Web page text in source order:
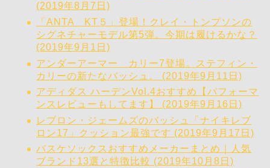
(2019年8月7日)
「ANTA KT５」登場！クレイ・トンプソンの
シグネチャーモデル第5弾。今期は履けるかな？
(2019年9月1日)
アンダーアーマー カリー7登場。ステフィン・
カリーの新たなバッシュ。 (2019年9月11日)
アディダス ハーデンVol.4おすすめ【パフォーマ
ンスレビューもしてます】 (2019年9月16日)
レブロン・ジェームズのバッシュ「ナイキレブ
ロン17」クッション最強です (2019年9月17日)
バスケソックスおすすめメーカーまとめ｜人気
ブランド13選と特徴比較 (2019年10月8日)